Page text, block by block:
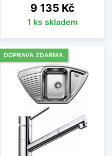
Cena
9 135 Kč
1 ks skladem
DOPRAVA ZDARMA